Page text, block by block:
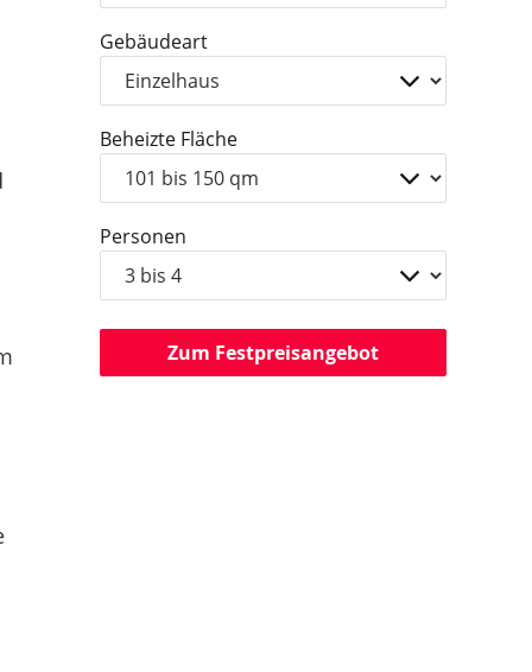
Gebäudeart
Beheizte Fläche
Personen
Zum Festpreisangebot